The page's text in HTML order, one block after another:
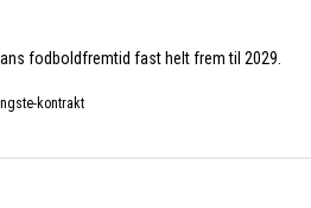
fodboldfremtid fast helt frem til 2029.
kontrakt